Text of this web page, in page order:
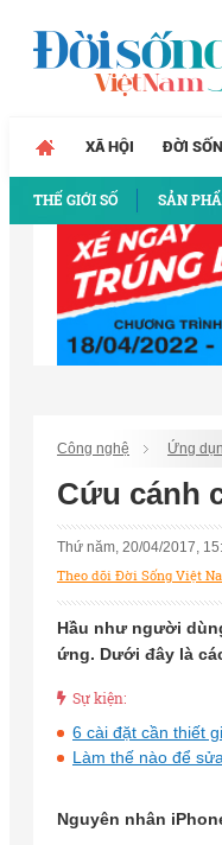
XÃ HỘI ĐỜI
THẾ GIỚI SỐ SẢN
Công nghệ Ứng
Cứu cánh
Thứ năm, 20/04/2017,
Theo dõi Đời Sống Việt
Hầu như người
ứng. Dưới đây là
Sự kiện:
6 cài đặt cần thiết
Làm thế nào để
Nguyên nhân